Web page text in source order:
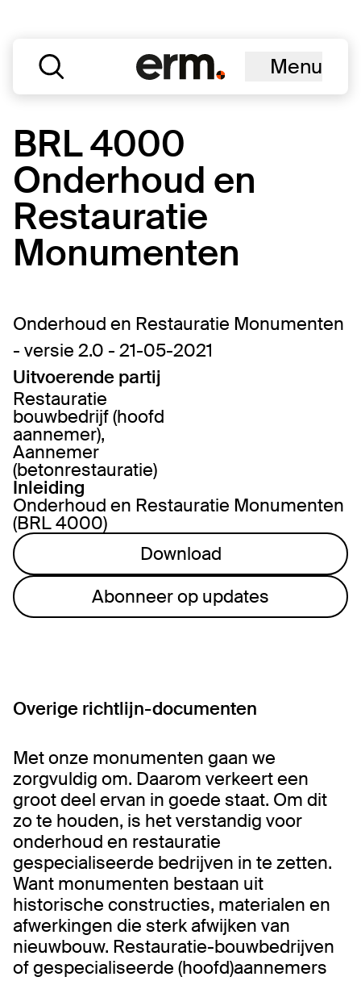
Menu
BRL 4000
Onderhoud en
Restauratie
Monumenten
Onderhoud en Restauratie Monumenten
- versie 2.0 - 21-05-2021
Uitvoerende partij
Restauratie
bouwbedrijf (hoofd
aannemer),
Aannemer
(betonrestauratie)
Inleiding
Onderhoud en Restauratie Monumenten
(BRL 4000)
Download
Abonneer op updates
Overige richtlijn-documenten
Met onze monumenten gaan we
zorgvuldig om. Daarom verkeert een
groot deel ervan in goede staat. Om dit
zo te houden, is het verstandig voor
onderhoud en restauratie
gespecialiseerde bedrijven in te zetten.
Want monumenten bestaan uit
historische constructies, materialen en
afwerkingen die sterk afwijken van
nieuwbouw. Restauratie-bouwbedrijven
of gespecialiseerde (hoofd)aannemers